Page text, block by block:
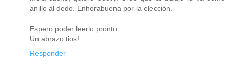
anillo al dedo. Enhorabuena por la elección.
Espero poder leerlo pronto.
Un abrazo tios!
Responder